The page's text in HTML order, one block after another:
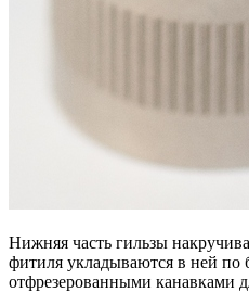
Нижняя часть гильзы
фитиля укладываются в ней по
отфрезерованными канавками